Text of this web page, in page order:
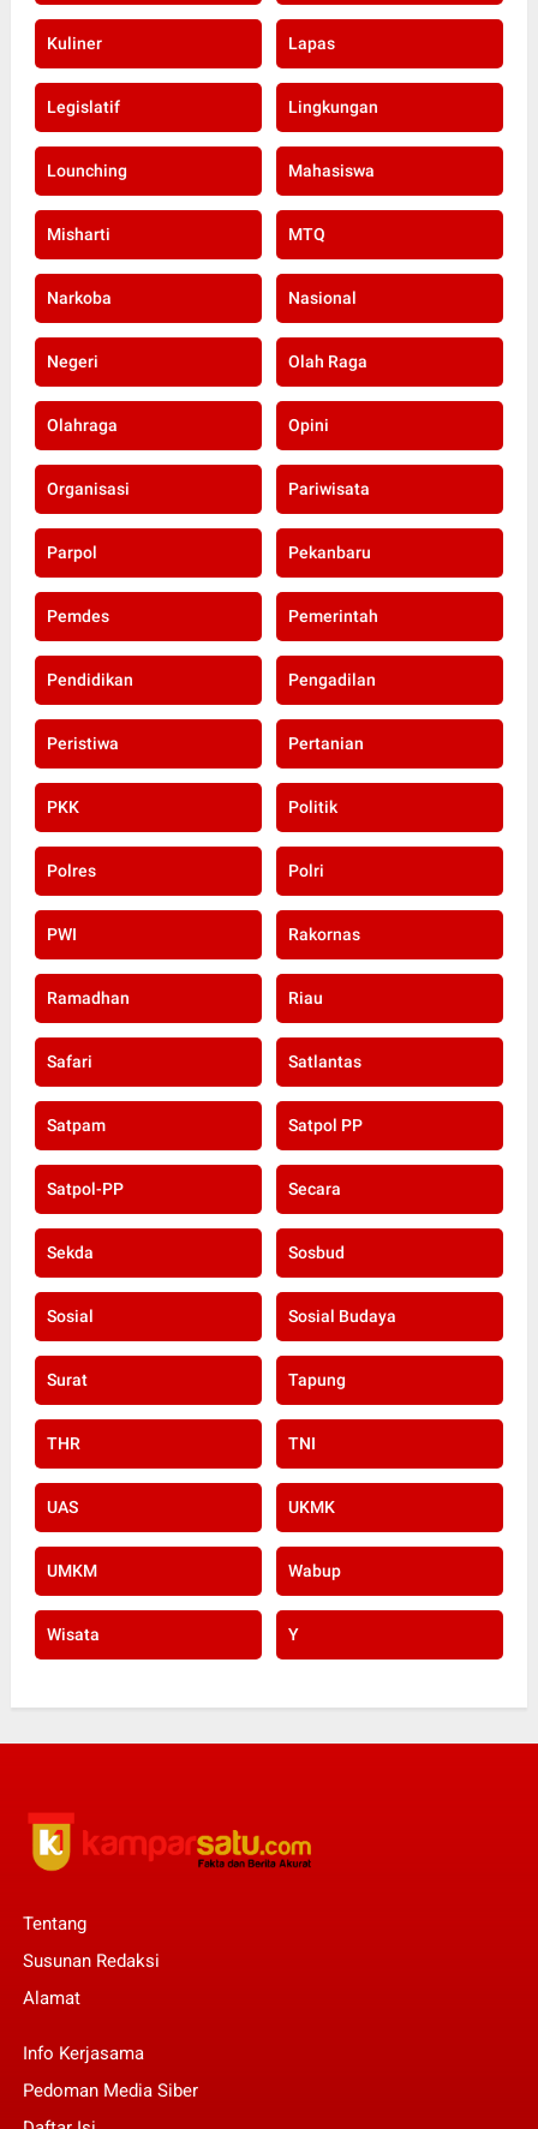
Kuliner Lapas
Legislatif Lingkungan
Lounching Mahasiswa
Misharti MTQ
Narkoba Nasional
Negeri Olah Raga
Olahraga Opini
Organisasi Pariwisata
Parpol Pekanbaru
Pemdes Pemerintah
Pendidikan Pengadilan
Peristiwa Pertanian
PKK Politik
Polres Polri
PWI Rakornas
Ramadhan Riau
Safari Satlantas
Satpam Satpol PP
Satpol-PP Secara
Sekda Sosbud
Sosial Sosial Budaya
Surat Tapung
THR TNI
UAS UKMK
UMKM Wabup
Wisata Y
Tentang
Susunan Redaksi
Alamat
Info Kerjasama
Pedoman Media Siber